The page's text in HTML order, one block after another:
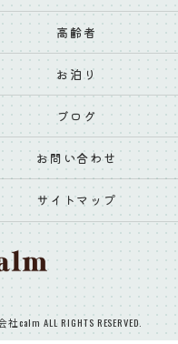
高齢者
お泊り
ブログ
お問い合わせ
サイトマップ
ALL RIGHTS RESERVED.